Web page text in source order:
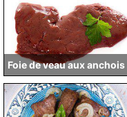
Foie de veau aux anchois